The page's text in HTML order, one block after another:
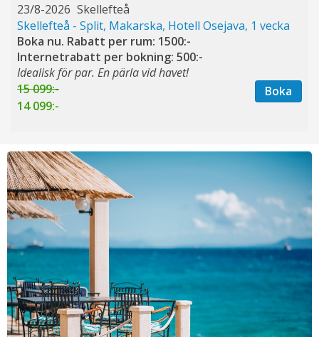
23/8-2026 Skellefteå
Skellefteå - Split, Makarska, Hotell Osejava, 1 vecka
Boka nu. Rabatt per rum: 1500:-
Internetrabatt per bokning: 500:-
Idealisk för par. En pärla vid havet!
15 099:-
14 099:-
Boka